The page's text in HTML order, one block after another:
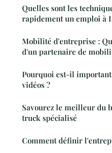
Quelles sont les
rapidement un emploi à
Mobilité d'entreprise :
d'un partenaire de
Pourquoi est-il
vidéos ?
Savourez le meilleur du
truck spécialisé
Comment définir